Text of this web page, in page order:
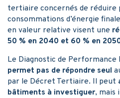
tertiaire concernés de réduire
consommations d’énergie
en valeur relative visent une
50 % en 2040 et 60 % en
Le Diagnostic de
permet pas de répondre seul
par le Décret Tertiaire. Il peut
bâtiments à investiguer, mais